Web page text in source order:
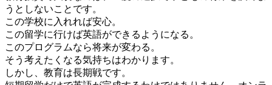
うとしないことです。
この学校に入れれば安心。
この留学に行けば英語ができるようになる。
このプログラムなら将来が変わる。
そう考えたくなる気持ちはわかります。
しかし、教育は長期戦です。